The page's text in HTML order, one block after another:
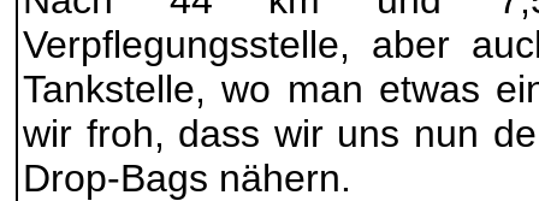
Verpflegungsstelle, aber
Tankstelle, wo man etwas
wir froh, dass wir uns nun
Drop-Bags nähern.